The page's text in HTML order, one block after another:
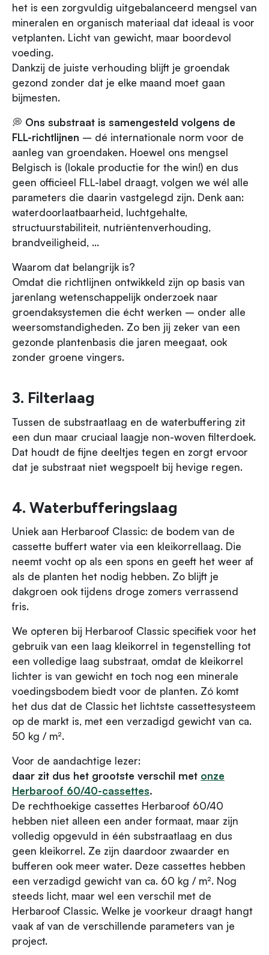
het is een zorgvuldig uitgebalanceerd mengsel van
mineralen en organisch materiaal dat ideaal is voor
vetplanten. Licht van gewicht, maar boordevol
voeding.
Dankzij de juiste verhouding blijft je groendak
gezond zonder dat je elke maand moet gaan
bijmesten.
💭 Ons substraat is samengesteld volgens de
FLL-richtlijnen – dé internationale norm voor de
aanleg van groendaken. Hoewel ons mengsel
Belgisch is (lokale productie for the win!) en dus
geen officieel FLL-label draagt, volgen we wél alle
parameters die daarin vastgelegd zijn. Denk aan:
waterdoorlaatbaarheid, luchtgehalte,
structuurstabiliteit, nutriëntenverhouding,
brandveiligheid, ...
Waarom dat belangrijk is?
Omdat die richtlijnen ontwikkeld zijn op basis van
jarenlang wetenschappelijk onderzoek naar
groendaksystemen die écht werken – onder alle
weersomstandigheden. Zo ben jij zeker van een
gezonde plantenbasis die jaren meegaat, ook
zonder groene vingers.
3. Filterlaag
Tussen de substraatlaag en de waterbuffering zit
een dun maar cruciaal laagje non-woven filterdoek.
Dat houdt de fijne deeltjes tegen en zorgt ervoor
dat je substraat niet wegspoelt bij hevige regen.
4. Waterbufferingslaag
Uniek aan Herbaroof Classic: de bodem van de
cassette buffert water via een kleikorrellaag. Die
neemt vocht op als een spons en geeft het weer af
als de planten het nodig hebben. Zo blijft je
dakgroen ook tijdens droge zomers verrassend
fris.
We opteren bij Herbaroof Classic specifiek voor het
gebruik van een laag kleikorrel in tegenstelling tot
een volledige laag substraat, omdat de kleikorrel
lichter is van gewicht en toch nog een minerale
voedingsbodem biedt voor de planten. Zó komt
het dus dat de Classic het lichtste cassettesysteem
op de markt is, met een verzadigd gewicht van ca.
50 kg / m².
Voor de aandachtige lezer:
daar zit dus het grootste verschil met onze
Herbaroof 60/40-cassettes.
De rechthoekige cassettes Herbaroof 60/40
hebben niet alleen een ander formaat, maar zijn
volledig opgevuld in één substraatlaag en dus
geen kleikorrel. Ze zijn daardoor zwaarder en
bufferen ook meer water. Deze cassettes hebben
een verzadigd gewicht van ca. 60 kg / m². Nog
steeds licht, maar wel een verschil met de
Herbaroof Classic. Welke je voorkeur draagt hangt
vaak af van de verschillende parameters van je
project.